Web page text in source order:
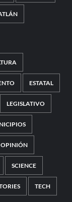
ESTATAL
LEGISLATIVO
OPINIÓN
SCIENCE
TECH